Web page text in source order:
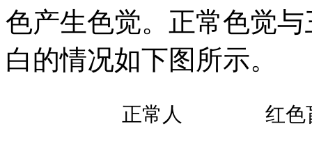
色产生色觉。正常色觉
白的情况如下图所示。
正常人